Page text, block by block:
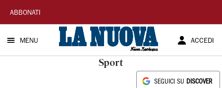
La
Nuova
Sardegna
ABBONATI
MENU ACCEDI
Sport
SEGUICI SU DISCOVER